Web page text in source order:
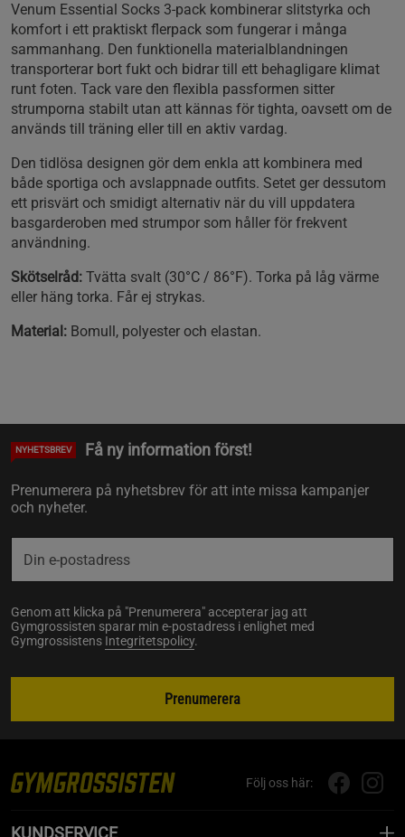
Venum Essential Socks 3‑pack kombinerar slitstyrka och
komfort i ett praktiskt flerpack som fungerar i många
sammanhang. Den funktionella materialblandningen
transporterar bort fukt och bidrar till ett behagligare klimat
runt foten. Tack vare den flexibla passformen sitter
strumporna stabilt utan att kännas för tighta, oavsett om de
används till träning eller till en aktiv vardag.
Den tidlösa designen gör dem enkla att kombinera med
både sportiga och avslappnade outfits. Setet ger dessutom
ett prisvärt och smidigt alternativ när du vill uppdatera
basgarderoben med strumpor som håller för frekvent
användning.
Skötselråd: Tvätta svalt (30°C / 86°F). Torka på låg värme
eller häng torka. Får ej strykas.
Material: Bomull, polyester och elastan.
NYHETSBREV Få ny information först!
Prenumerera på nyhetsbrev för att inte missa kampanjer
och nyheter.
Genom att klicka på "Prenumerera" accepterar jag att
Gymgrossisten sparar min e-postadress i enlighet med
Gymgrossistens Integritetspolicy.
Prenumerera
Följ oss här:
KUNDSERVICE